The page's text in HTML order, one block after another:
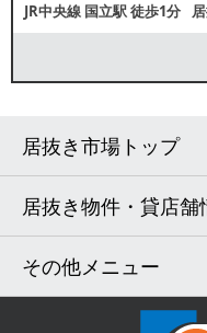
JR中央線 国立駅徒歩1分
居抜き市場トップ
居抜き物件・貸店舗
その他メニュー